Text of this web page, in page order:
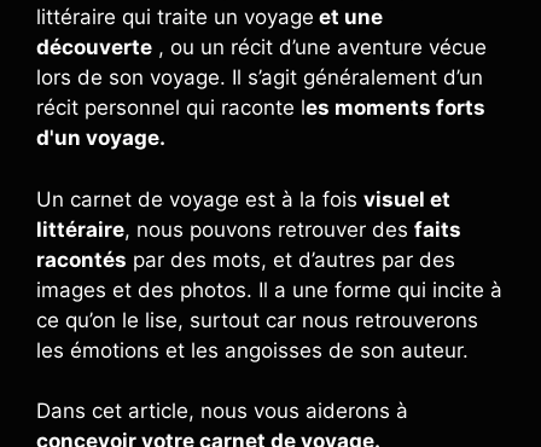
littéraire qui traite un voyage et une
découverte , ou un récit d’une aventure vécue
lors de son voyage. Il s’agit généralement d’un
récit personnel qui raconte les moments forts
d'un voyage.
Un carnet de voyage est à la fois visuel et
littéraire, nous pouvons retrouver des faits
racontés par des mots, et d’autres par des
images et des photos. Il a une forme qui incite à
ce qu’on le lise, surtout car nous retrouverons
les émotions et les angoisses de son auteur.
Dans cet article, nous vous aiderons à
concevoir votre carnet de voyage.